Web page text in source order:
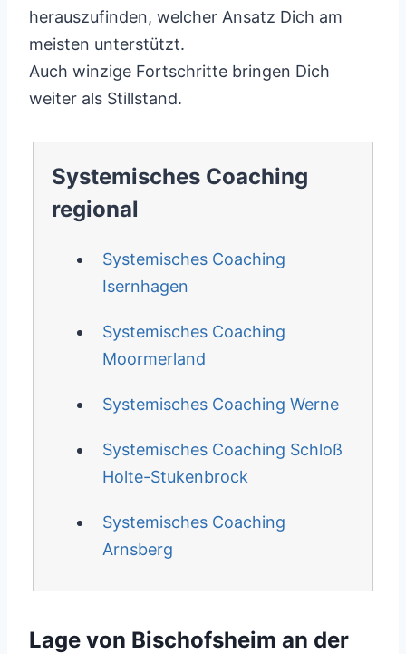
herauszufinden, welcher Ansatz Dich am
meisten unterstützt.
Auch winzige Fortschritte bringen Dich
weiter als Stillstand.
Systemisches Coaching
regional
Systemisches Coaching
Isernhagen
Systemisches Coaching
Moormerland
Systemisches Coaching Werne
Systemisches Coaching Schloß
Holte-Stukenbrock
Systemisches Coaching
Arnsberg
Lage von Bischofsheim an der